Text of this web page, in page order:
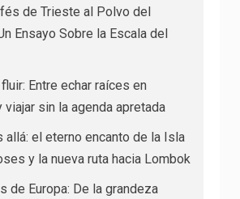
de Trieste al Polvo del
Ensayo Sobre la Escala del
Entre echar raíces en
viajar sin la agenda apretada
allá: el eterno encanto de la Isla
y la nueva ruta hacia Lombok
de Europa: De la grandeza